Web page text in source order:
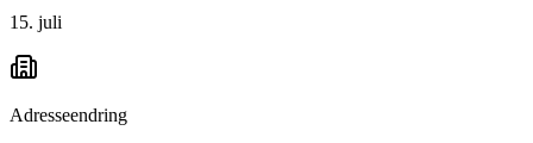
15. juli
Adresseendring